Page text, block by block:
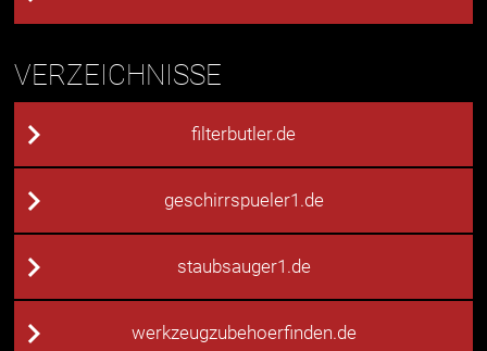
VERZEICHNISSE
filterbutler.de
geschirrspueler1.de
staubsauger1.de
werkzeugzubehoerfinden.de